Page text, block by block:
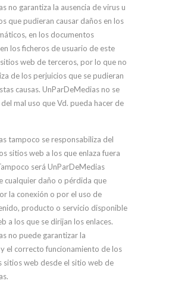
no garantiza la ausencia de virus u
que pudieran causar daños en los
en los documentos
los ficheros de usuario de este
web de terceros, por lo que no
de los perjuicios que se pudieran
causas. UnParDeMedias no se
mal uso que Vd. pueda hacer de
tampoco se responsabiliza del
sitios web a los que enlaza fuera
será UnParDeMedias
cualquier daño o pérdida que
la conexión o por el uso de
producto o servicio disponible
a los que se dirijan los enlaces.
no puede garantizar la
el correcto funcionamiento de los
sitios web desde el sitio web de